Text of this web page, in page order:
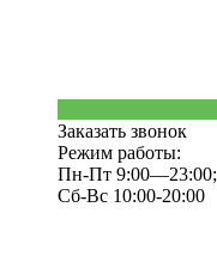
Заказать звонок
Режим работы:
Пн-Пт 9:00—23:00;
Сб-Вс 10:00-20:00